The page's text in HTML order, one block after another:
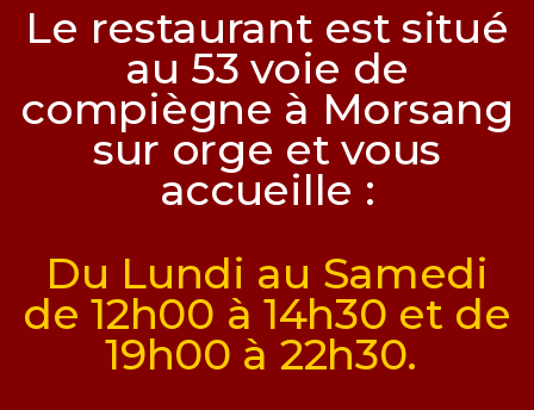
Le restaurant est situé
au 53 voie de
compiègne à Morsang
sur orge et vous
accueille :
Du Lundi au Samedi
de 12h00 à 14h30 et de
19h00 à 22h30.